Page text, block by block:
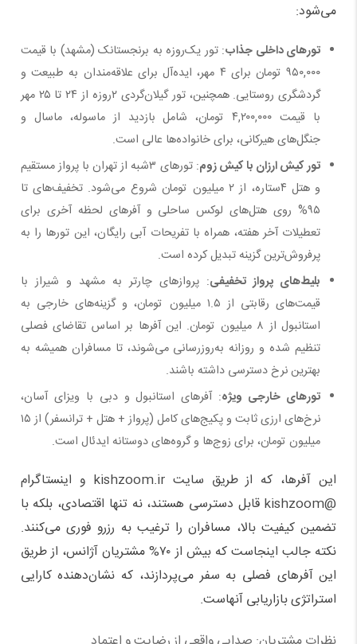
می‌شود:
تورهای داخلی جذاب: تور یک‌روزه به برنجستانک (مشهد) با قیمت
۹۵۰,۰۰۰ تومان برای ۴ مهر، ایده‌آل برای علاقه‌مندان به طبیعت و
گردشگری روستایی. همچنین، تور گیلان‌گردی ۲روزه از ۲۴ تا ۲۵ مهر
با قیمت ۴,۲۰۰,۰۰۰ تومان، شامل بازدید از ماسوله، ماسال و
جنگل‌های هیرکانی، برای خانواده‌ها عالی است.
تور کیش ارزان با کیش زوم
: تورهای ۳شبه از تهران با پرواز مستقیم
و هتل ۴ستاره، از ۲ میلیون تومان شروع می‌شود. تخفیف‌های تا
۹۵% روی هتل‌های لوکس ساحلی و آفرهای لحظه آخری برای
تعطیلات آخر هفته، همراه با تفریحات آبی رایگان، این تورها را به
پرفروش‌ترین گزینه تبدیل کرده است.
بلیط‌های پرواز تخفیفی: پروازهای چارتر به مشهد و شیراز با
قیمت‌های رقابتی از ۱.۵ میلیون تومان، و گزینه‌های خارجی به
استانبول از ۸ میلیون تومان. این آفرها بر اساس تقاضای فصلی
تنظیم شده و روزانه به‌روزرسانی می‌شوند، تا مسافران همیشه به
بهترین نرخ دسترسی داشته باشند.
تورهای خارجی ویژه: آفرهای استانبول و دبی با ویزای آسان،
نرخ‌های ارزی ثابت و پکیج‌های کامل (پرواز + هتل + ترانسفر) از ۱۵
میلیون تومان، برای زوج‌ها و گروه‌های دوستانه ایدئال است.
این آفرها، که از طریق سایت kishzoom.ir و اینستاگرام
@kishzoom قابل دسترسی هستند، نه تنها اقتصادی، بلکه با
تضمین کیفیت بالا، مسافران را ترغیب به رزرو فوری می‌کنند.
نکته جالب اینجاست که بیش از ۷۰% مشتریان آژانس، از طریق
این آفرهای فصلی به سفر می‌پردازند، که نشان‌دهنده کارایی
استراتژی بازاریابی آنهاست.